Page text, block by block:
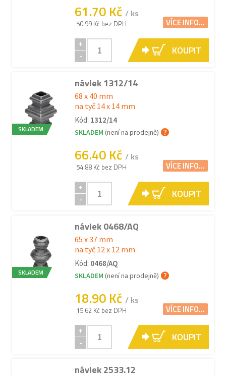
61.70 Kč / ks
50.99 Kč bez DPH VÍCE INFO...
+
-
KOUPIT
SKLADEM
návlek 1312/14
68 x 40 mm
na tyč 14 x 14 mm
Kód: 1312/14
SKLADEM (není na prodejně)
66.40 Kč / ks
54.88 Kč bez DPH VÍCE INFO...
+
-
KOUPIT
SKLADEM
návlek 0468/AQ
65 x 37 mm
na tyč 12 x 12 mm
Kód: 0468/AQ
SKLADEM (není na prodejně)
18.90 Kč / ks
15.62 Kč bez DPH VÍCE INFO...
+
-
KOUPIT
návlek 2533.12